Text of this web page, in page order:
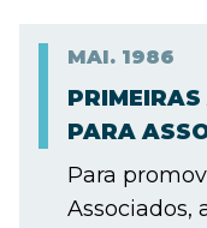
MAI. 1986
PARA
Para
Associados,